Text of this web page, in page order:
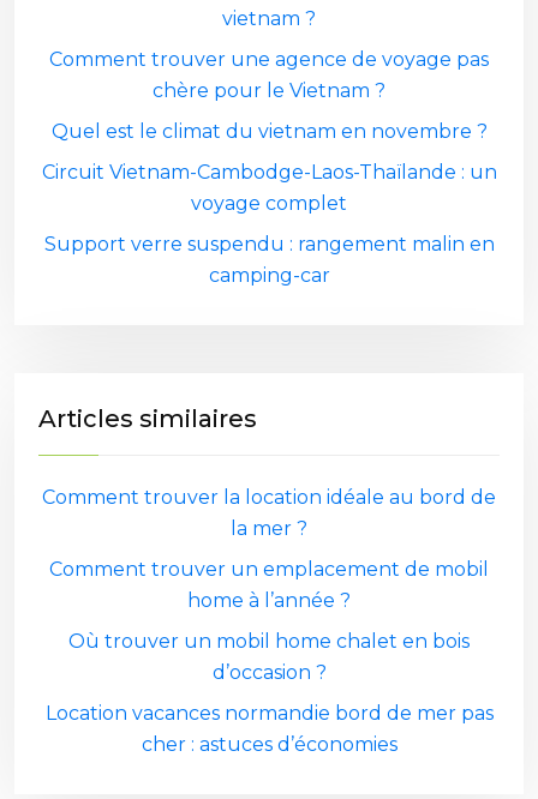
vietnam ?
Comment trouver une agence de voyage pas
chère pour le Vietnam ?
Quel est le climat du vietnam en novembre ?
Circuit Vietnam-Cambodge-Laos-Thaïlande : un
voyage complet
Support verre suspendu : rangement malin en
camping-car
Articles similaires
Comment trouver la location idéale au bord de
la mer ?
Comment trouver un emplacement de mobil
home à l’année ?
Où trouver un mobil home chalet en bois
d’occasion ?
Location vacances normandie bord de mer pas
cher : astuces d’économies